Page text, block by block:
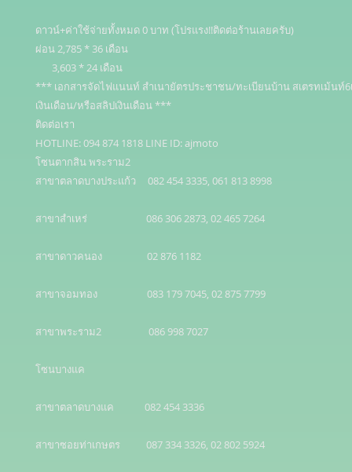
ดาวน์+ค่าใช้จ่ายทั้งหมด 0 บาท (โปรแรง!!ติดต่อร้านเลยครับ)
ผ่อน 2,785 * 36 เดือน
*** เอกสารจัดไฟแนนท์ สำเนายัตรประชาชน/ทะเบียนบ้าน สเตรทเม้นท์6
เงินเดือน/หรือสลิปเงินเดือน ***
ติดต่อเรา
HOTLINE: 094 874 1818 LINE ID: ajmoto
โซนตากสิน พระราม2
สาขาตลาดบางประแก้ว     082 454 3335, 061 813 8998
สาขาสำเหร่                         086 306 2873, 02 465 7264
สาขาดาวคนอง                   02 876 1182
สาขาจอมทอง                     083 179 7045, 02 875 7799
สาขาพระราม2                    086 998 7027
โซนบางแค
สาขาตลาดบางแค             082 454 3336
สาขาซอยท่าเกษตร           087 334 3326, 02 802 5924